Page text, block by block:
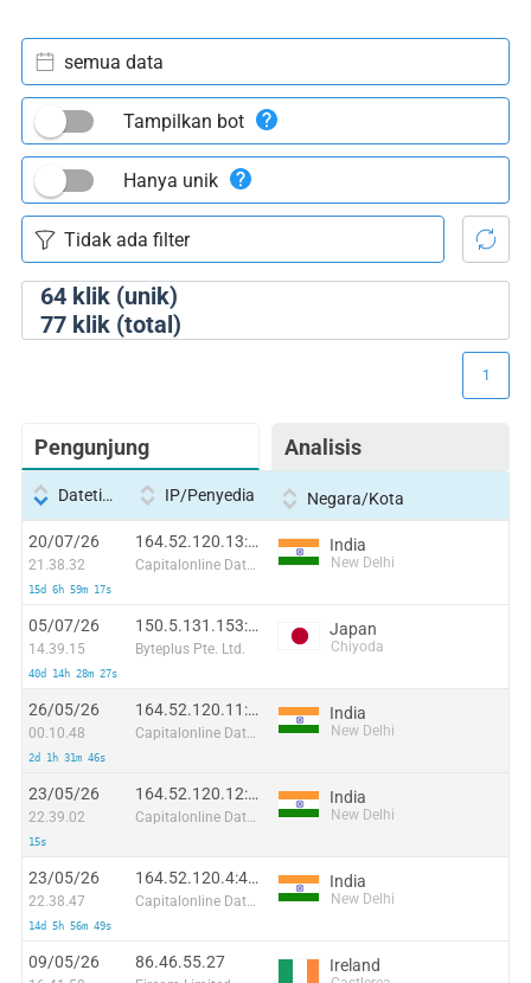
64klik (unik)
77klik (total)
semua data
Tampilkan bot
Hanya unik
Pengunjung Analisis
1
Datetime IP/Penyedia Negara/Kota
20/07/26
21.38.32
15d 6h 59m 17s
164.52.120.13:35709
Capitalonline Data Service (HK) Co
India
New Delhi
05/07/26
14.39.15
40d 14h 28m 27s
150.5.131.153:20817
Byteplus Pte. Ltd.
Japan
Chiyoda
26/05/26
00.10.48
2d 1h 31m 46s
164.52.120.11:57204
Capitalonline Data Service (HK) Co
India
New Delhi
23/05/26
22.39.02
15s
164.52.120.12:13519
Capitalonline Data Service (HK) Co
India
New Delhi
23/05/26
22.38.47
14d 5h 56m 49s
164.52.120.4:44860
Capitalonline Data Service (HK) Co
India
New Delhi
09/05/26 86.46.55.27 Ireland